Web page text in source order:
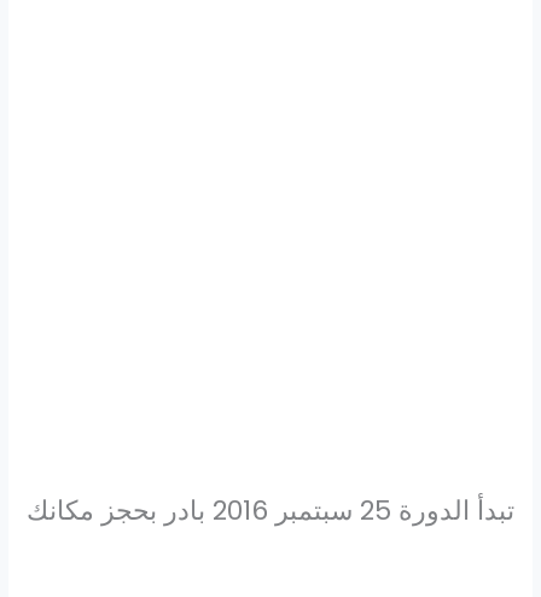
تبدأ الدورة 25 سبتمبر 2016 بادر بحجز مكانك